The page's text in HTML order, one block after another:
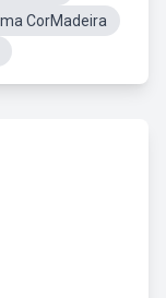
CorMadeira